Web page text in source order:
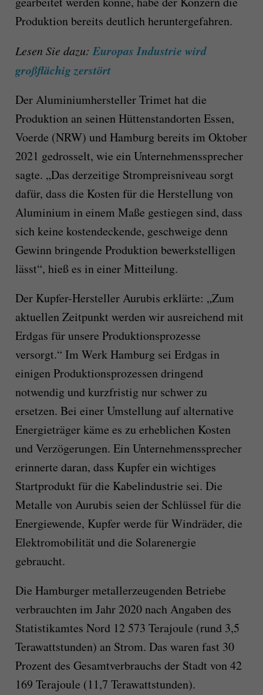
Produktion bereits deutlich heruntergefahren.
Lesen Sie dazu: Europas Industrie wird
großflächig zerstört
Der Aluminiumhersteller Trimet hat die
Produktion an seinen Hüttenstandorten Essen,
Voerde (NRW) und Hamburg bereits im Oktober
2021 gedrosselt, wie ein Unternehmenssprecher
sagte. „Das derzeitige Strompreisniveau sorgt
dafür, dass die Kosten für die Herstellung von
Aluminium in einem Maße gestiegen sind, dass
sich keine kostendeckende, geschweige denn
Gewinn bringende Produktion bewerkstelligen
lässt“, hieß es in einer Mitteilung.
Der Kupfer-Hersteller Aurubis erklärte: „Zum
aktuellen Zeitpunkt werden wir ausreichend mit
Erdgas für unsere Produktionsprozesse
versorgt.“ Im Werk Hamburg sei Erdgas in
einigen Produktionsprozessen dringend
notwendig und kurzfristig nur schwer zu
ersetzen. Bei einer Umstellung auf alternative
Energieträger käme es zu erheblichen Kosten
und Verzögerungen. Ein Unternehmenssprecher
erinnerte daran, dass Kupfer ein wichtiges
Startprodukt für die Kabelindustrie sei. Die
Metalle von Aurubis seien der Schlüssel für die
Energiewende, Kupfer werde für Windräder, die
Elektromobilität und die Solarenergie
gebraucht.
Die Hamburger metallerzeugenden Betriebe
verbrauchten im Jahr 2020 nach Angaben des
Statistikamtes Nord 12 573 Terajoule (rund 3,5
Terawattstunden) an Strom. Das waren fast 30
Prozent des Gesamtverbrauchs der Stadt von 42
169 Terajoule (11,7 Terawattstunden).